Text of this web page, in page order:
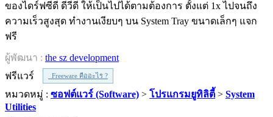
ของไดร์ฟซีดี ดีวีดี ให้เป็นไปได้ตามต้องการ ตั้งแต่ 1x ไปจนถึง
ความเร็วสูงสุด ทำงานเงียบๆ บน System Tray ขนาดเล็กๆ แจก
ฟรี
ผู้พัฒนา : the sz development
ฟรีแวร์
Freeware คืออะไร ?
หมวดหมู่ : ซอฟต์แวร์ (Software) > โปรแกรมยูทิลิตี้ > System
Utilities